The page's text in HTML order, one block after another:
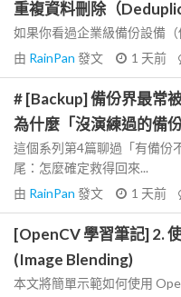
重複資料刪除（
如果你看過企業級備份設備
由 RainPan 發文 1 天前
# [Backup] 備份界最常
為什麼「沒演練過的備
這個系列第4篇聊過「有備份
尾：怎麼確定救得回來...
由 RainPan 發文 1 天前
[OpenCV 學習筆記] 2.
(Image Blending)
本文將簡單示範如何使用